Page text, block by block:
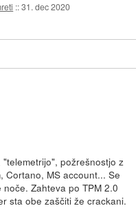
::31. dec 2020
požrešnostjo z
Cortano, MS account... Se
Zahteva po TPM 2.0
sta obe zaščiti že crackani.